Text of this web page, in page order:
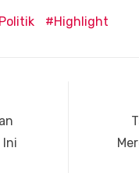
Highlight
post: